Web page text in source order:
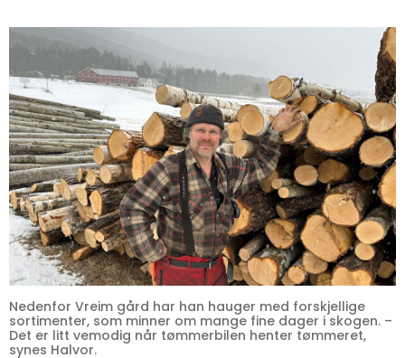
Nedenfor Vreim gård har han hauger med forskjellige
sortimenter, som minner om mange fine dager i skogen. –
Det er litt vemodig når tømmerbilen henter tømmeret,
synes Halvor.